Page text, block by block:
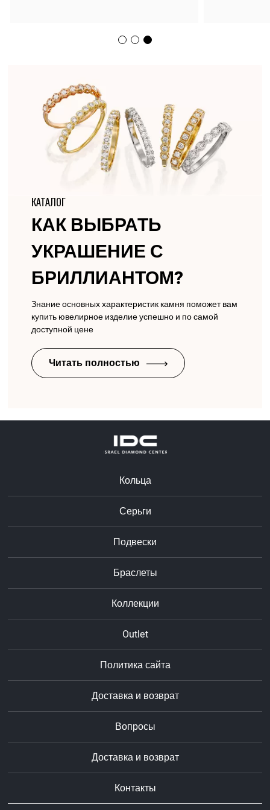
КАТАЛОГ
КАК ВЫБРАТЬ
УКРАШЕНИЕ С
БРИЛЛИАНТОМ?
Знание основных характеристик камня поможет вам
купить ювелирное изделие успешно и по самой
доступной цене
Читать полностью
Кольца
Серьги
Подвески
Браслеты
Коллекции
Outlet
Политика сайта
Доставка и возврат
Вопросы
Доставка и возврат
Контакты